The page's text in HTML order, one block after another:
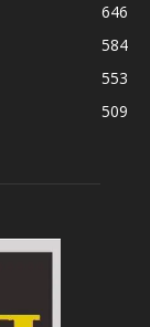
646
584
553
509